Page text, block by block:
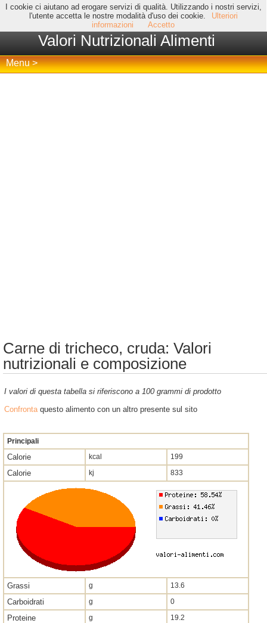
I cookie ci aiutano ad erogare servizi di qualità. Utilizzando i nostri servizi,
l'utente accetta le nostre modalità d'uso dei cookie.
Ulteriori
informazioni
Accetto
Valori Nutrizionali Alimenti
Menu >
Carne di tricheco, cruda: Valori
nutrizionali e composizione
I valori di questa tabella si riferiscono a 100 grammi di prodotto
Confrontaquesto alimento con un altro presente sul sito
Principali
Calorie kcal 199
Calorie kj 833
Grassi g 13.6
Carboidrati g 0
Proteine g 19.2